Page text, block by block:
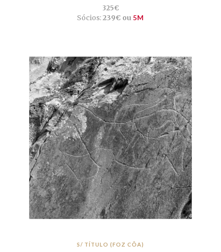
325€
Sócios:239€ ou 5M
S/ TÍTULO (FOZ CÔA)